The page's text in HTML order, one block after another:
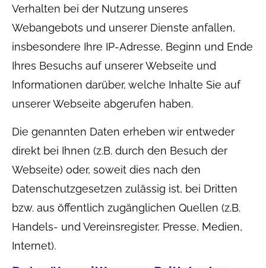
Verhalten bei der Nutzung unseres
Webangebots und unserer Dienste anfallen,
insbesondere Ihre IP-Adresse, Beginn und Ende
Ihres Besuchs auf unserer Webseite und
Informationen darüber, welche Inhalte Sie auf
unserer Webseite abgerufen haben.
Die genannten Daten erheben wir entweder
direkt bei Ihnen (z.B. durch den Besuch der
Webseite) oder, soweit dies nach den
Datenschutzgesetzen zulässig ist, bei Dritten
bzw. aus öffentlich zugänglichen Quellen (z.B.
Handels- und Vereinsregister, Presse, Medien,
Internet).